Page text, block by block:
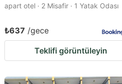
apart otel · 2 Misafir · 1 Yatak Odası
₺637 /gece
Teklifi görüntüleyin